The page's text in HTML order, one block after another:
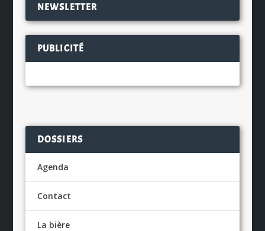
NEWSLETTER
PUBLICITÉ
DOSSIERS
Agenda
Contact
La bière